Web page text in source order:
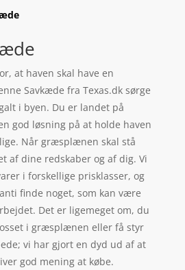
at haven skal have en
Savkæde fra Texas.dk sørge
i byen. Du er landet på
god løsning på at holde haven
Når græsplænen skal stå
af dine redskaber og af dig. Vi
i forskellige prisklasser, og
finde noget, som kan være
Det er ligemeget om, du
i græsplænen eller få styr
vi har gjort en dyd ud af at
god mening at købe.